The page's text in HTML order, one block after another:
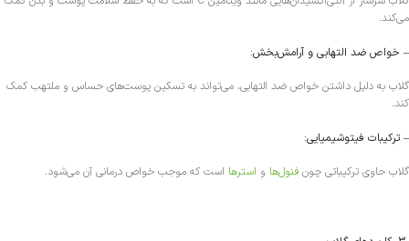
می‌کند.
– خواص ضد التهابی و آرامش‌بخش:
گلاب به دلیل داشتن خواص ضد التهابی، می‌تواند به تسکین پوست‌های حساس و ملتهب کمک
کند.
– ترکیبات فیتوشیمیایی:
گلاب حاوی ترکیباتی چون فنول‌ها و استرها است که موجب خواص درمانی آن می‌شود.